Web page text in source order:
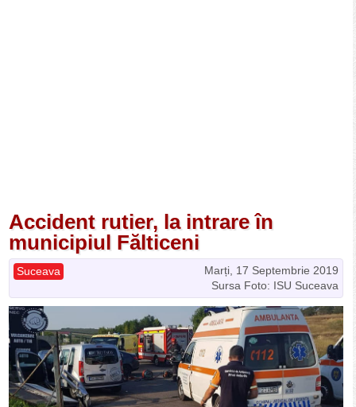
Accident rutier, la intrare în
municipiul Fălticeni
Marți, 17 Septembrie 2019
Suceava
Sursa Foto: ISU Suceava